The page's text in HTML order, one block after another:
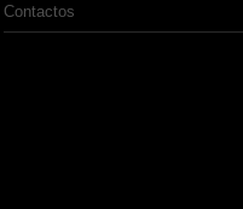
Contactos